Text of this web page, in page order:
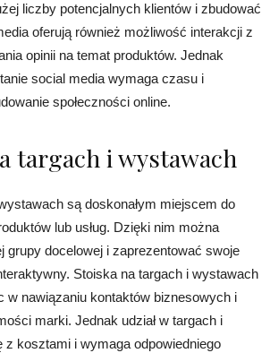
liczby potencjalnych klientów i zbudować
oferują również możliwość interakcji z
opinii na temat produktów. Jednak
social media wymaga czasu i
społeczności online.
targach i wystawach
są doskonałym miejscem do
lub usług. Dzięki nim można
grupy docelowej i zaprezentować swoje
Stoiska na targach i wystawach
w nawiązaniu kontaktów biznesowych i
marki. Jednak udział w targach i
z kosztami i wymaga odpowiedniego